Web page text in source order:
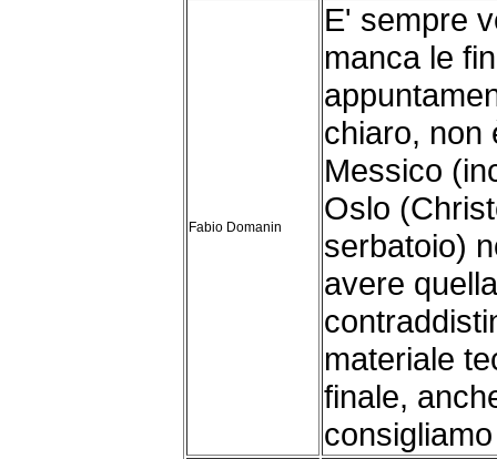
Fabio Domanin
E' sempre
manca le
chiaro, non
Messico
Oslo
serbatoio)
avere
materiale
finale,